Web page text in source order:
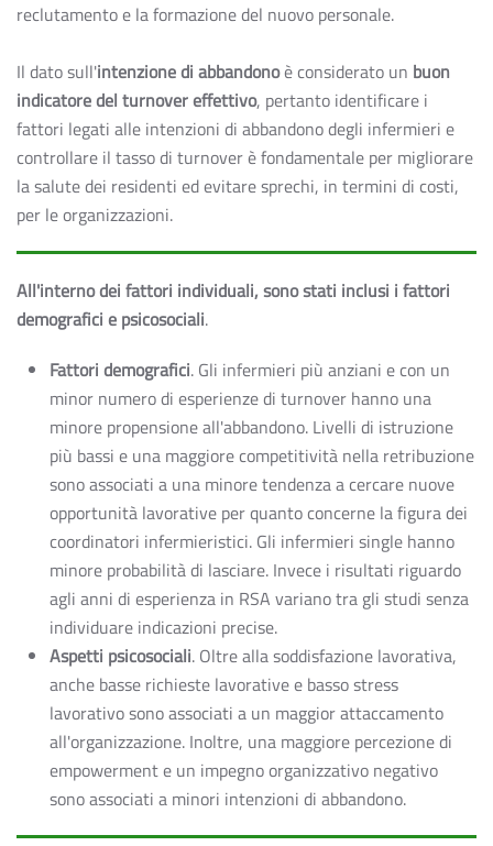
reclutamento e la formazione del nuovo personale.
Il dato sull'intenzione di abbandonoè considerato un buon
indicatore del turnover effettivo, pertanto identificare i
fattori legati alle intenzioni di abbandono degli infermieri e
controllare il tasso di turnover è fondamentale per migliorare
la salute dei residenti ed evitare sprechi, in termini di costi,
per le organizzazioni.
All'interno dei fattori individuali, sono stati inclusi i fattori
demografici e psicosociali.
Fattori demografici. Gli infermieri più anziani e con un
minor numero di esperienze di turnover hanno una
minore propensione all'abbandono. Livelli di istruzione
più bassi e una maggiore competitività nella retribuzione
sono associati a una minore tendenza a cercare nuove
opportunità lavorative per quanto concerne la figura dei
coordinatori infermieristici. Gli infermieri single hanno
minore probabilità di lasciare. Invece i risultati riguardo
agli anni di esperienza in RSA variano tra gli studi senza
individuare indicazioni precise.
Aspetti psicosociali. Oltre alla soddisfazione lavorativa,
anche basse richieste lavorative e basso stress
lavorativo sono associati a un maggior attaccamento
all'organizzazione. Inoltre, una maggiore percezione di
empowerment e un impegno organizzativo negativo
sono associati a minori intenzioni di abbandono.